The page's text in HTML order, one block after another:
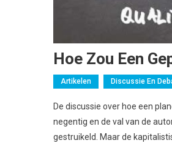
Hoe Zou Een
Artikelen Discussie En
De discussie over hoe een
negentig en de val van de
gestruikeld. Maar de